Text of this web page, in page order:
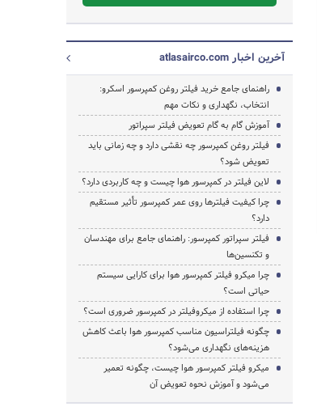
آخرین اخبار atlasairco.com
راهنمای جامع خرید فیلتر روغن کمپرسور اسکرو:
انتخاب، نگهداری و نکات مهم
آموزش گام به گام تعویض فیلتر سپراتور
فیلتر روغن کمپرسور چه نقشی دارد و چه زمانی باید
تعویض شود؟
لاین فیلتر در کمپرسور هوا چیست و چه کاربردی دارد؟
چرا کیفیت فیلترها روی عمر کمپرسور تأثیر مستقیم
دارد؟
فیلتر سپراتور کمپرسور: راهنمای جامع برای مهندسان
و تکنسین‌ها
چرا میکرو فیلتر کمپرسور هوا برای کارایی سیستم
حیاتی است؟
چرا استفاده از میکروفیلتر در کمپرسور ضروری است؟
چگونه فیلتراسیون مناسب کمپرسور هوا باعث کاهش
هزینه‌های نگهداری می‌شود؟
میکرو فیلتر کمپرسور هوا چیست، چگونه تعمیر
می‌شود و آموزش نحوه تعویض آن